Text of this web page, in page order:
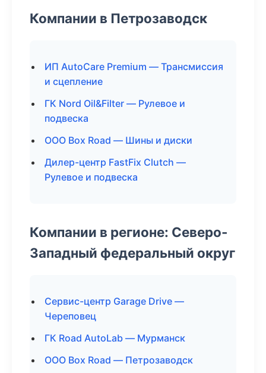
Компании в Петрозаводск
ИП AutoCare Premium — Трансмиссия
и сцепление
ГК Nord Oil&Filter — Рулевое и
подвеска
ООО Box Road — Шины и диски
Дилер-центр FastFix Clutch —
Рулевое и подвеска
Компании в регионе: Северо-
Западный федеральный округ
Сервис-центр Garage Drive —
Череповец
ГК Road AutoLab — Мурманск
ООО Box Road — Петрозаводск